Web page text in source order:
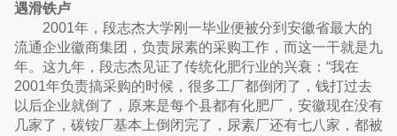
遇滑铁卢
2001年，段志杰大学刚一毕业便被分到安徽省最大的
流通企业徽商集团，负责尿素的采购工作，而这一干就是九
年。这九年，段志杰见证了传统化肥行业的兴衰：“我在
2001年负责搞采购的时候，很多工厂都倒闭了，钱打过去
以后企业就倒了，原来是每个县都有化肥厂，安徽现在没有
几家了，碳铵厂基本上倒闭完了，尿素厂还有七八家，都被